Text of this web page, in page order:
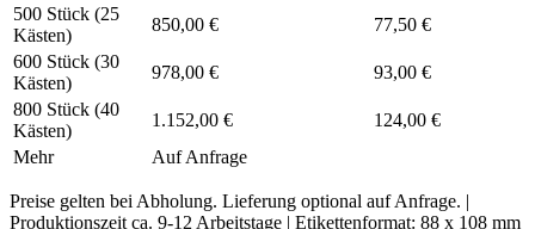
500 Stück (25
Kästen)
850,00 €
77,50 €
600 Stück (30
Kästen)
978,00 €
93,00 €
800 Stück (40
Kästen)
1.152,00 €
124,00 €
Mehr
Auf Anfrage
Preise gelten bei Abholung. Lieferung optional auf Anfrage. |
Produktionszeit ca. 9-12 Arbeitstage | Etikettenformat: 88 x 108 mm